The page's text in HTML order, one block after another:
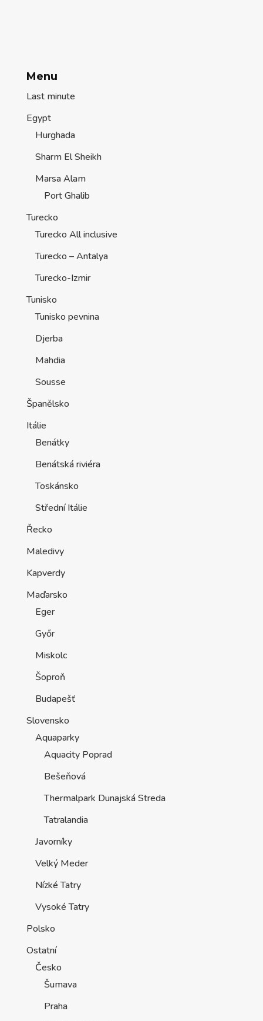
Menu
Last minute
Egypt
Hurghada
Sharm El Sheikh
Marsa Alam
Port Ghalib
Turecko
Turecko All inclusive
Turecko – Antalya
Turecko-Izmir
Tunisko
Tunisko pevnina
Djerba
Mahdia
Sousse
Španělsko
Itálie
Benátky
Benátská riviéra
Toskánsko
Střední Itálie
Řecko
Maledivy
Kapverdy
Maďarsko
Eger
Győr
Miskolc
Šoproň
Budapešť
Slovensko
Aquaparky
Aquacity Poprad
Bešeňová
Thermalpark Dunajská Streda
Tatralandia
Javorníky
Velký Meder
Nízké Tatry
Vysoké Tatry
Polsko
Ostatní
Česko
Šumava
Praha